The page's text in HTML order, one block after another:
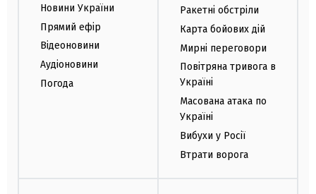
Новини України
Прямий ефір
Відеоновини
Аудіоновини
Погода
Ракетні обстріли
Карта бойових дій
Мирні переговори
Повітряна тривога в
Україні
Масована атака по
Україні
Вибухи у Росії
Втрати ворога